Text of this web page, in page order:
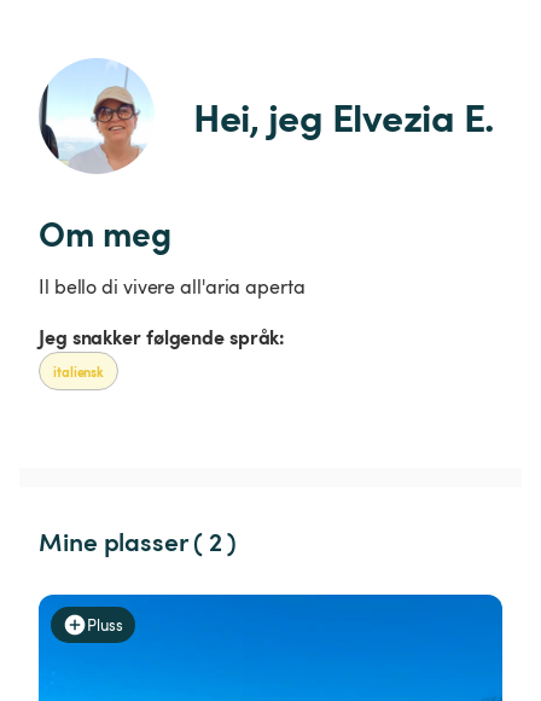
Hei, jeg Elvezia E.
Om meg
Il bello di vivere all'aria aperta
Jeg snakker følgende språk:
italiensk
Mine plasser ( 2 )
Pluss